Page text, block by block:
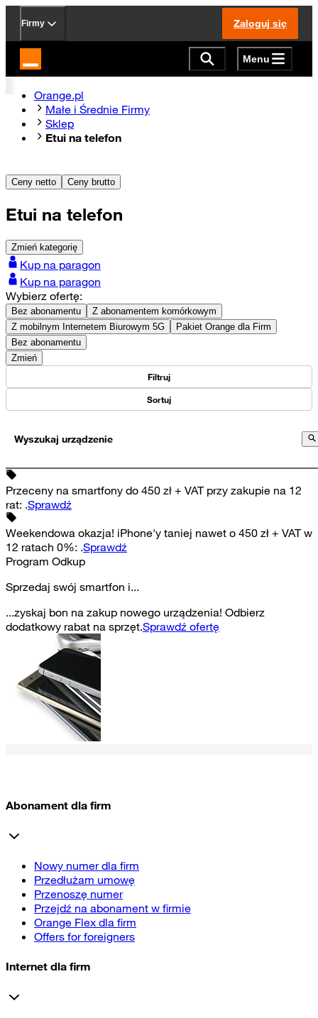
Firmy Zaloguj się
Strona główna Orange.pl Menu
Orange.pl
Małe i Średnie Firmy
Sklep
Etui na telefon
Ceny netto Ceny brutto
Etui na telefon
Zmień kategorię
Kup na paragon
Kup na paragon
Wybierz ofertę:
Bez abonamentu
Z abonamentem komórkowym
Z mobilnym Internetem Biurowym 5G
Pakiet Orange dla Firm
Bez abonamentu
Zmień
Filtruj
Sortuj
Wyszukaj urządzenie
Przeceny na smartfony do 450 zł + VAT przy zakupie na 12
rat: .Sprawdź
Weekendowa okazja! iPhone'y taniej nawet o 450 zł + VAT w
12 ratach 0%: .Sprawdź
Program Odkup
Sprzedaj swój smartfon i...
...zyskaj bon na zakup nowego urządzenia! Odbierz
dodatkowy rabat na sprzęt.Sprawdź ofertę
Abonament dla firm
Nowy numer dla firm
Przedłużam umowę
Przenoszę numer
Przejdź na abonament w firmie
Orange Flex dla firm
Offers for foreigners
Internet dla firm